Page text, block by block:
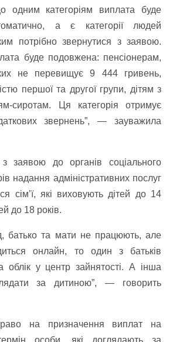
одним категоріям виплата буде
а є категорії людей
потрібно звернутися з заявою.
буде подовжена: пенсіонерам,
не перевищує 9 444 гривень,
першої та другої групи, дітям з
сиротам. Ця категорія отримує
звернень”, — зауважила
з заявою до органів соціального
надання адміністративних послуг
сім’ї, які виховують дітей до 14
до 18 років.
батько та мати не працюють, але
онлайн, то один з батьків
облік у центр зайнятості. А інша
за дитиною”, — говорить
на призначення виплат на
особи, які доглядають за